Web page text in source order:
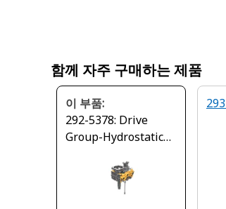
함께 자주 구매하는 제품
이 부품:
292-5378: Drive
Group-Hydrostatic